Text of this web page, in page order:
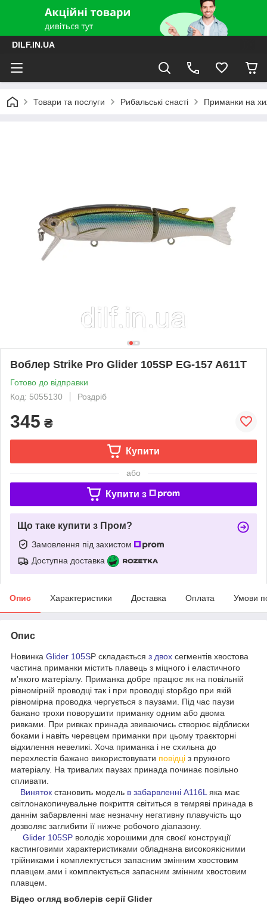
DILF.IN.UA
Товари та послуги Рибальські снасті Приманки на
Воблер Strike Pro Glider 105SP EG-157 A611T
Готово до відправки
Код: 5055130
Роздріб
345 ₴
Купити
або
Купити з
Що таке купити з Пром?
Замовлення під захистом
Доступна доставка
Опис Характеристики Доставка Оплата Умови
Опис
Новинка Glider 105SP складається з двох сегментів хвостова
частина приманки містить плавець з міцного і еластичного
м'якого матеріалу. Приманка добре працює як на повільній
рівномірній проводці так і при проводці stop&go при якій
рівномірна проводка чергується з паузами. Під час паузи
бажано трохи поворушити приманку одним або двома
ривками. При ривках принада звиваючись створює відблиски
боками і навіть черевцем приманки при цьому траєкторні
відхилення невеликі. Хоча приманка і не схильна до
перехлестів бажано використовувати повідці з пружного
матеріалу. На тривалих паузах принада починає повільно
спливати.
Виняток становить модель в забарвленні А116L яка має
світлонакопичувальне покриття світиться в темряві принада в
даннім забарвленні має незначну негативну плавучість що
дозволяє заглибити її нижче робочого діапазону.
Glider 105SP володіє хорошими для своєї конструкції
кастинговими характеристиками обладнана високоякісними
трійниками і комплектується запасним змінним хвостовим
плавцем.ами і комплектується запасним змінним хвостовим
плавцем.
Відео огляд воблерів серії Glider